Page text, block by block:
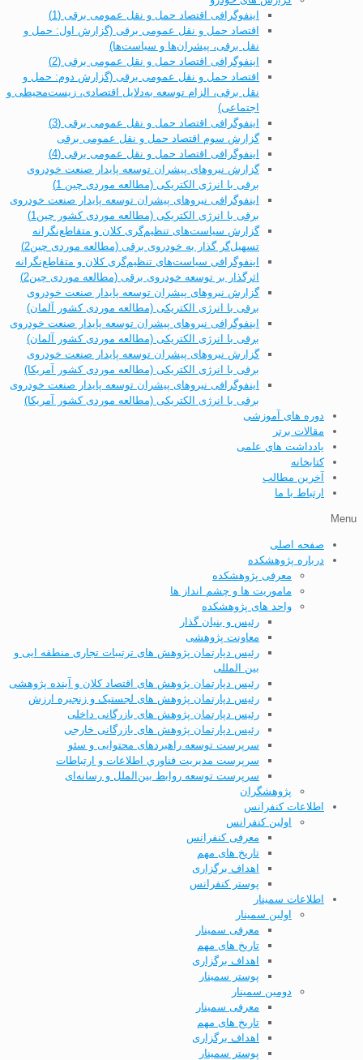
اینفوگرافی اقتصاد حمل و نقل عمومی برقی (1)
اقتصاد حمل و نقل عمومی برقی (گزارش اول: حمل و
نقل برقی، پیشران‌ها و سیاست‌ها)
اینفوگرافی اقتصاد حمل و نقل عمومی برقی (2)
اقتصاد حمل و نقل عمومی برقی (گزارش دوم: حمل و
نقل برقی، الزام توسعه به‌دلایل اقتصادی، زیست‌محیطی و
اجتماعی)
اینفوگرافی اقتصاد حمل و نقل عمومی برقی (3)
گزارش سوم اقتصاد حمل و نقل عمومی برقی
اینفوگرافی اقتصاد حمل و نقل عمومی برقی (4)
گزارش نیروهای پیشران توسعه پایدار صنعت خودروی
برقی با انرژی الکتریکی (مطالعه موردی چین 1)
اینفوگرافی نیروهای پیشران توسعه پایدار صنعت خودروی
برقی با انرژی الکتریکی (مطالعه موردی کشور چین1)
گزارش سیاست‌های تنظیم‌گری کلان و متقاطع‌نگرانه
تسهیل‌گر گذار به خودروی برقی (مطالعه موردی چین2)
اینفوگرافی سیاست‌های تنظیم‌گری کلان و متقاطع‌نگرانه
اثرگذار بر توسعه خودروی برقی (مطالعه موردی چین2)
گزارش نیروهای پیشران توسعه پایدار صنعت خودروی
برقی با انرژی الکتریکی (مطالعه موردی کشور آلمان)
اینفوگرافی نیروهای پیشران توسعه پایدار صنعت خودروی
برقی با انرژی الکتریکی (مطالعه موردی کشور آلمان)
گزارش نیروهای پیشران توسعه پایدار صنعت خودروی
برقی با انرژی الکتریکی (مطالعه موردی کشور آمریکا)
اینفوگرافی نیروهای پیشران توسعه پایدار صنعت خودروی
برقی با انرژی الکتریکی (مطالعه موردی کشور آمریکا)
دوره های آموزشی
مقالات برتر
یادداشت های علمی
کتابخانه
آخرین مطالب
ارتباط با ما
Menu
صفحه اصلی
درباره پژوهشکده
معرفی پژوهشکده
ماموریت ها و چشم انداز ها
واحد های پژوهشکده
رئیس و بنیان گذار
معاونت پژوهشی
رئیس دپارتمان پژوهش های ترتیبات تجاری منطقه ایی و
بین المللی
رئیس دپارتمان پژوهش های اقتصاد کلان و آینده پژوهشی
رئیس دپارتمان پژوهش های لجستیک و زنجیره ارزش
رئیس دپارتمان پژوهش های بازرگانی داخلی
رئیس دپارتمان پژوهش های بازرگانی خارجی
سرپرست توسعه راهبردهای محتوایی و سئو
سرپرست مديریت فناوري اطلاعات و ارتباطات
سرپرست توسعه روابط بین‌الملل و رسانه‌ای
پژوهشگران
اطلاعات کنفرانس
اولین کنفرانس
معرفی کنفرانس
تاریخ های مهم
اهداف برگزاری
پوستر کنفرانس
اطلاعات سمینار
اولین سمینار
معرفی سمینار
تاریخ های مهم
اهداف برگزاری
پوستر سمینار
دومین سمینار
معرفی سمینار
تاریخ های مهم
اهداف برگزاری
پوستر سمینار